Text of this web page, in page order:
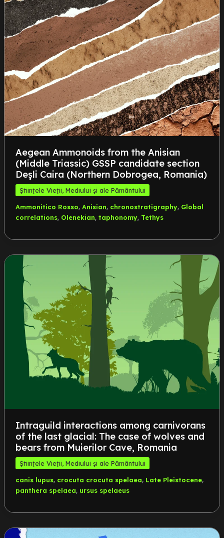
Aegean Ammonoids from the Anisian
(Middle Triassic) GSSP candidate section
Deşli Caira (Northern Dobrogea, Romania)
Științele Vieții, Mediului și ale Pământului
Ammonitico Rosso, Anisian, chronostratigraphy, Global
correlations, Olenekian, taphonomy, Tethys
Intraguild interactions among carnivorans
of the last glacial: The case of wolves and
bears from Muierilor Cave, Romania
Științele Vieții, Mediului și ale Pământului
canis lupus, crocuta crocuta spelaea, Late Pleistocene,
panthera spelaea, ursus spelaeus